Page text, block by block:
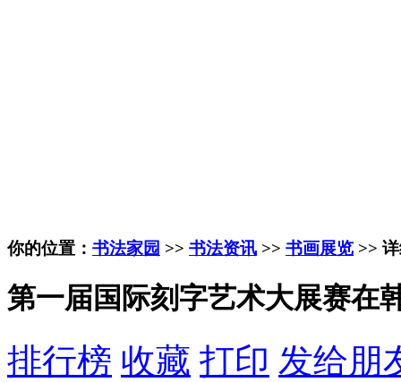
你的位置： 书法家园 >> 书法资讯 >> 书画展览 >>
第一届国际刻字艺术大展赛在
排行榜 收藏 打印 发给朋